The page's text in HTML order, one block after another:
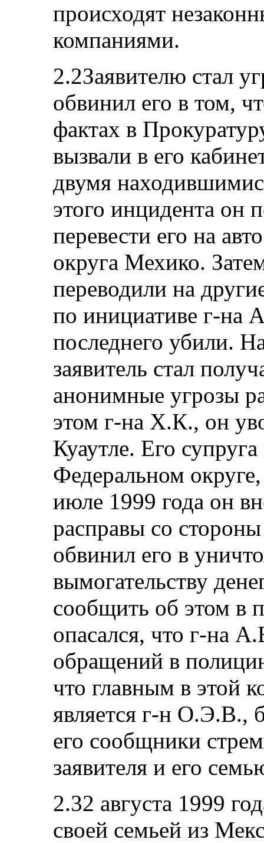
происходят
компаниями.
2.2Заявителю стал
обвинил его в том,
фактах в
вызвали в его
двумя
этого инцидента он
перевести его на
округа Мехико.
переводили на
по инициативе г-на
последнего убили.
заявитель стал
анонимные угрозы
этом г‑на Х.К., он
Куаутле. Его
Федеральном
июле 1999 года он
расправы со
обвинил его в
вымогательству
сообщить об этом в
опасался, что г‑на
обращений в
что главным в этой
является г-н
его сообщники
заявителя и его
2.32 августа 1999
своей семьей из